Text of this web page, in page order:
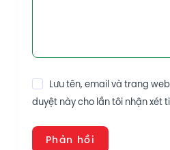
Lưu tên, email và trang
duyệt này cho lần tôi nhận xét
Phản hồi